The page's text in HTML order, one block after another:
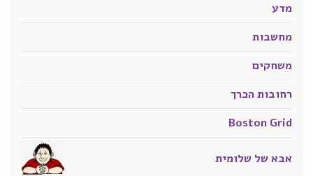
מדע
מחשבות
משחקים
רחובות הכרך
Boston Grid
אבא של שלומית